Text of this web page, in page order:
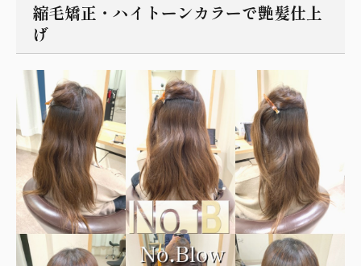
縮毛矯正・ハイトーンカラーで艶髪仕上
げ